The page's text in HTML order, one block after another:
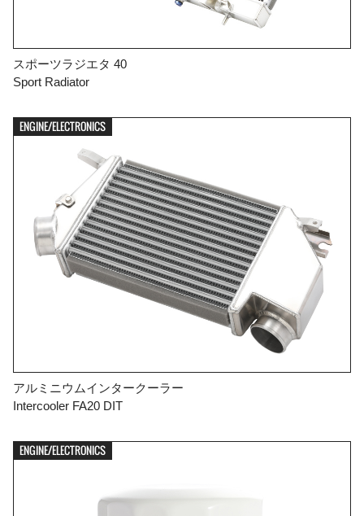
スポーツラジエタ 40
Sport Radiator
ENGINE/ELECTRONICS
アルミニウムインタークーラー
Intercooler FA20 DIT
ENGINE/ELECTRONICS
FIND YOUR VEHICLE DETAIL